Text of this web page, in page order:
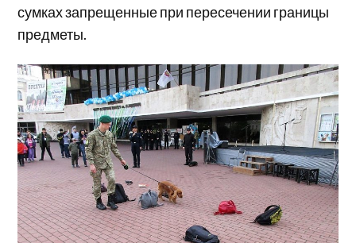
сумках запрещенные при пересечении границы
предметы.